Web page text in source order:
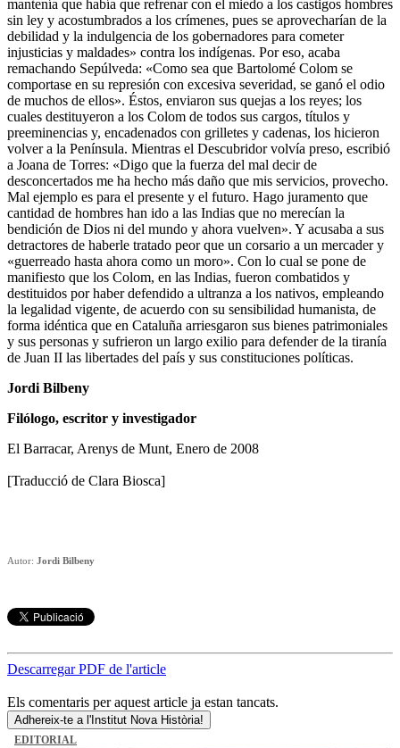
mantenía que había que refrenar con el miedo a los castigos hombres
sin ley y acostumbrados a los crímenes, pues se aprovecharían de la
debilidad y la indulgencia de los gobernadores para cometer
injusticias y maldades» contra los indígenas. Por eso, acaba
remachando Sepúlveda: «Como sea que Bartolomé Colom se
comportase en su represión con excesiva severidad, se ganó el odio
de muchos de ellos». Éstos, enviaron sus quejas a los reyes; los
cuales destituyeron a los Colom de todos sus cargos, títulos y
preeminencias y, encadenados con grilletes y cadenas, los hicieron
volver a la Península. Mientras el Descubridor volvía preso, escribió
a Joana de Torres: «Digo que la fuerza del mal decir de
desconcertados me ha hecho más daño que mis servicios, provecho.
Mal ejemplo es para el presente y el futuro. Hago juramento que
cantidad de hombres han ido a las Indias que no merecían la
bendición de Dios ni del mundo y ahora vuelven». Y acusaba a sus
detractores de haberle tratado peor que un corsario a un mercader y
«guerreado hasta ahora como un moro». Con lo cual se pone de
manifiesto que los Colom, en las Indias, fueron combatidos y
destituidos por haber defendido a ultranza a los nativos, empleando
la legalidad vigente, de acuerdo con su sensibilidad humanista, de
forma idéntica que en Cataluña arriesgaron sus bienes patrimoniales
y sus personas y sufrieron un largo exilio para defender de la tiranía
de Juan II las libertades del país y sus constituciones políticas.
Jordi Bilbeny
Filólogo, escritor y investigador
El Barracar, Arenys de Munt, Enero de 2008
[Traducció de Clara Biosca]
Autor: Jordi Bilbeny
Descarregar PDF de l'article
Els comentaris per aquest article ja estan tancats.
Adhereix-te a l'Institut Nova Història!
EDITORIAL